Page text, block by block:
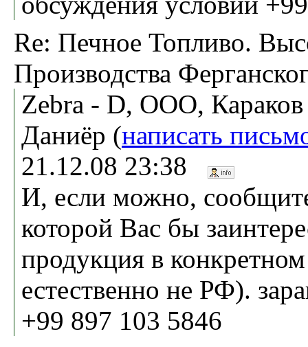
Re: Печное Топливо.
Производства
Zebra - D, ООО, Караков
Даниёр (написать
21.12.08 23:38
И, если можно,
которой Вас бы
продукция в
естественно не РФ).
+99 897 103 5846